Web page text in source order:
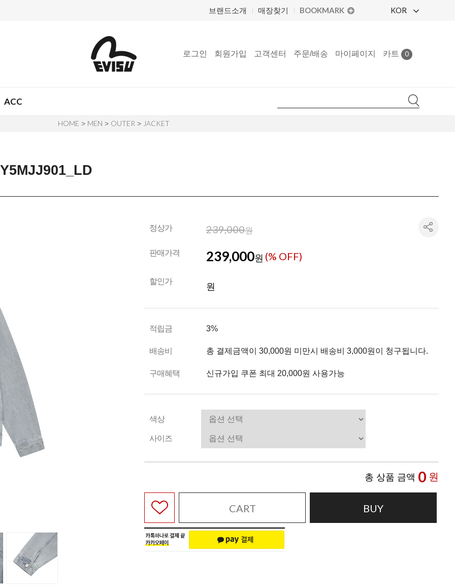
브랜드소개 매장찾기 BOOKMARK KOR
로그인 회원가입 고객센터 주문/배송 마이페이지 카트 0
ACC
HOME > MEN > OUTER > JACKET
정상가 239,000원
판매가격 239,000원 (% OFF)
할인가 원
적립금 3%
배송비 총 결제금액이 30,000원 미만시 배송비 3,000원이 청구됩니다.
구매혜택 신규가입 쿠폰 최대 20,000원 사용가능
색상
사이즈
총 상품 금액 0 원
CART BUY